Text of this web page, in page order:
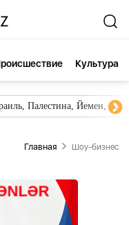
Культура
Палестина, Йемен,
Главная Шоу-бизнес